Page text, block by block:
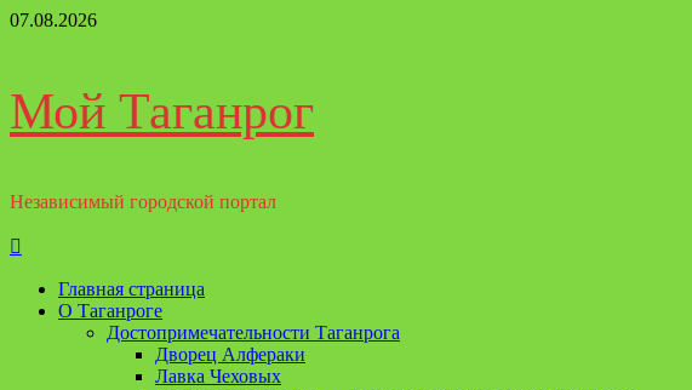
Перейти
07.08.2026
Мой Таганрог
Независимый городской портал
Главная страница
О Таганроге
Достопримечательности Таганрога
Дворец Алфераки
Лавка Чеховых